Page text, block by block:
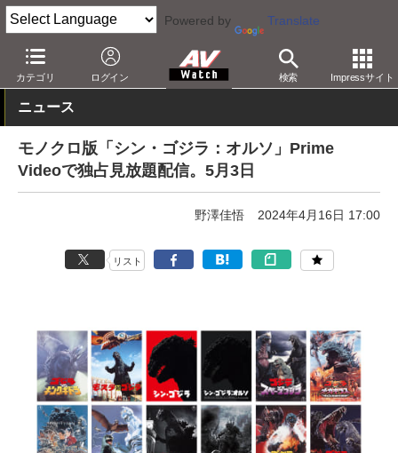
Powered by Translate
カテゴリ ログイン 検索 Impressサイト
AV Watch コンテンツ・サービス 映像配信 Amazonビデオ
ニュース
モノクロ版「シン・ゴジラ：オルソ」Prime
Videoで独占見放題配信。5月3日
野澤佳悟 2024年4月16日 17:00
リスト